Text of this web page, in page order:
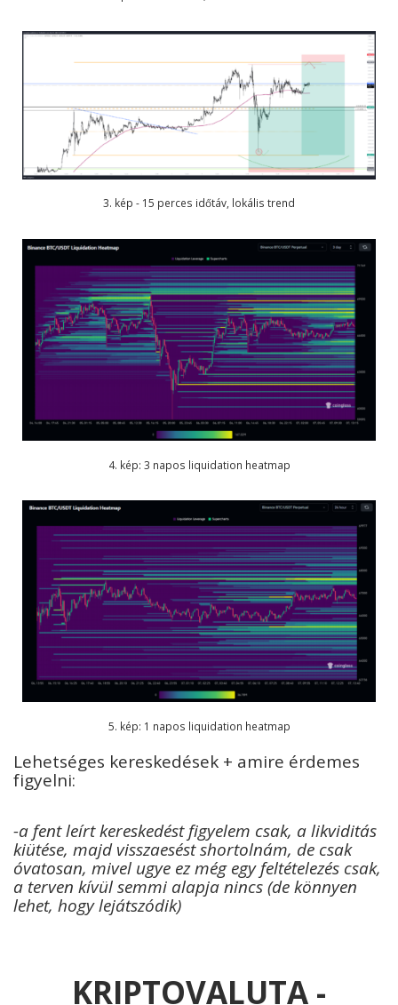
3. kép - 15 perces időtáv, lokális trend
4. kép: 3 napos liquidation heatmap
5. kép: 1 napos liquidation heatmap
Lehetséges kereskedések + amire érdemes
figyelni:
-a fent leírt kereskedést figyelem csak, a likviditás
kiütése, majd visszaesést shortolnám, de csak
óvatosan, mivel ugye ez még egy feltételezés csak,
a terven kívül semmi alapja nincs (de könnyen
lehet, hogy lejátszódik)
KRIPTOVALUTA -